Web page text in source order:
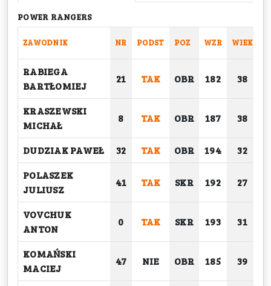
POWER RANGERS
ZAWODNIK NR PODST POZ WZR WIEK
RABIEGA
BARTŁOMIEJ
21 TAK OBR 182 38
KRASZEWSKI
MICHAŁ
8 TAK OBR 187 38
DUDZIAK PAWEŁ 32 TAK OBR 194 32
POLASZEK
JULIUSZ
41 TAK SKR 192 27
VOVCHUK
ANTON
0 TAK SKR 193 31
KOMAŃSKI
MACIEJ
47 NIE OBR 185 39